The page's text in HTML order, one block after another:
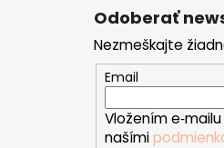
Odoberať
Nezmeškajte
Email
Vložením
našími